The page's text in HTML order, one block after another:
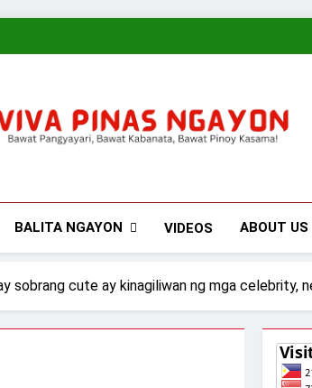
Pinas
BALITA NGAYON VIDEOS ABOUT US
sobrang cute ay kinagiliwan ng mga celebrity,